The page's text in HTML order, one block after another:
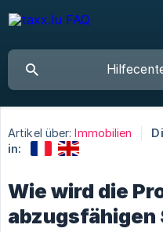
Artikel über: Immobilien
in:
Wie wird die
abzugsfähigen